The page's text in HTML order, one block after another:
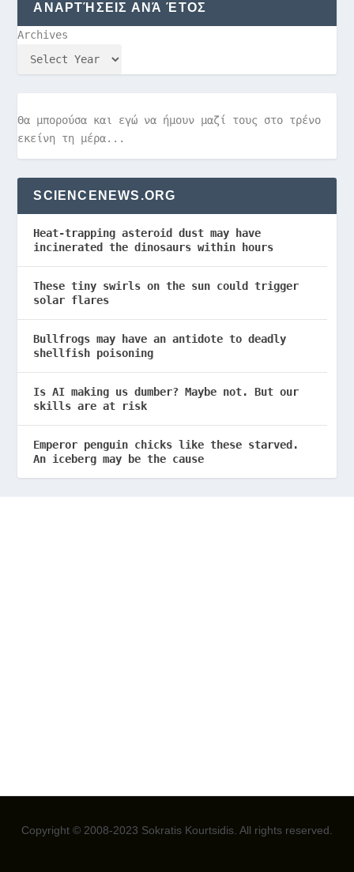
ΑΝΑΡΤΉΣΕΙΣ ΑΝΆ ΈΤΟΣ
Archives
Θα μπορούσα και εγώ να ήμουν μαζί τους στο τρένο
εκείνη τη μέρα...
SCIENCENEWS.ORG
Heat-trapping asteroid dust may have
incinerated the dinosaurs within hours
These tiny swirls on the sun could trigger
solar flares
Bullfrogs may have an antidote to deadly
shellfish poisoning
Is AI making us dumber? Maybe not. But our
skills are at risk
Emperor penguin chicks like these starved.
An iceberg may be the cause
Copyright © 2008-2023 Sokratis Kourtsidis. All rights reserved.